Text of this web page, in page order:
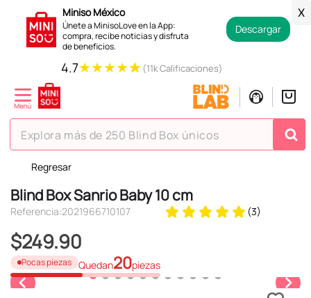
Miniso México
Únete a MinisoLove en la App:
compra, recibe noticias y disfruta
de beneficios.
Descargar
X
4.7★★★★★ (11k Calificaciones)
Explora más de 250 Blind Box únicos
Regresar
Blind Box Sanrio Baby 10 cm
Referencia:2021966710107 (3)
$249.90
Pocas piezas Quedan20piezas
TÉRMINOS MÁS BUSCADOS
1.
hello kitty
2.
spiderman
3.
peluche
4.
osito cariñosito
5.